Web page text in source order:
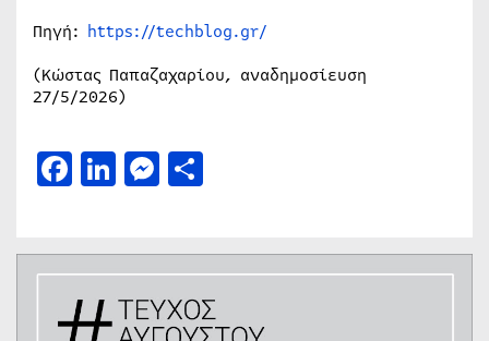
Πηγή: https://techblog.gr/
(Κώστας Παπαζαχαρίου, αναδημοσίευση
27/5/2026)
Facebook
LinkedIn
Messenger